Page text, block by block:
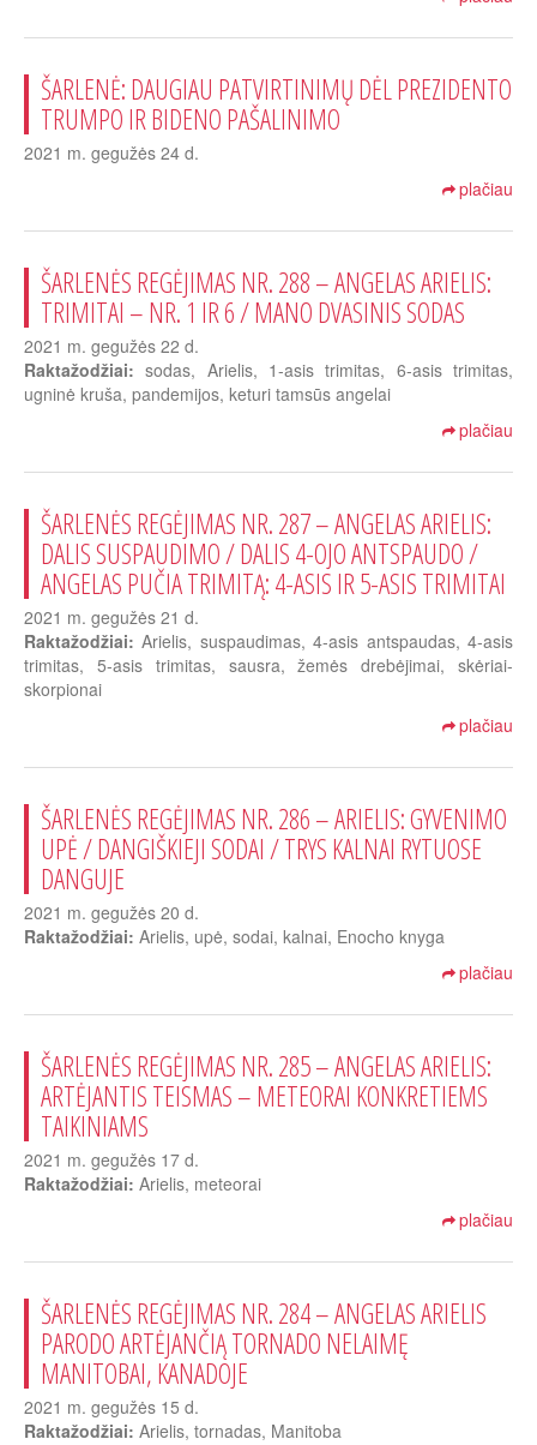
ŠARLENĖ: DAUGIAU PATVIRTINIMŲ DĖL PREZIDENTO
TRUMPO IR BIDENO PAŠALINIMO
2021 m. gegužės 24 d.
plačiau
ŠARLENĖS REGĖJIMAS NR. 288 – ANGELAS ARIELIS:
TRIMITAI – NR. 1 IR 6 / MANO DVASINIS SODAS
2021 m. gegužės 22 d.
Raktažodžiai: sodas, Arielis, 1-asis trimitas, 6-asis trimitas,
ugninė kruša, pandemijos, keturi tamsūs angelai
plačiau
ŠARLENĖS REGĖJIMAS NR. 287 – ANGELAS ARIELIS:
DALIS SUSPAUDIMO / DALIS 4-OJO ANTSPAUDO /
ANGELAS PUČIA TRIMITĄ: 4-ASIS IR 5-ASIS TRIMITAI
2021 m. gegužės 21 d.
Raktažodžiai: Arielis, suspaudimas, 4-asis antspaudas, 4-asis
trimitas, 5-asis trimitas, sausra, žemės drebėjimai, skėriai-
skorpionai
plačiau
ŠARLENĖS REGĖJIMAS NR. 286 – ARIELIS: GYVENIMO
UPĖ / DANGIŠKIEJI SODAI / TRYS KALNAI RYTUOSE
DANGUJE
2021 m. gegužės 20 d.
Raktažodžiai: Arielis, upė, sodai, kalnai, Enocho knyga
plačiau
ŠARLENĖS REGĖJIMAS NR. 285 – ANGELAS ARIELIS:
ARTĖJANTIS TEISMAS – METEORAI KONKRETIEMS
TAIKINIAMS
2021 m. gegužės 17 d.
Raktažodžiai: Arielis, meteorai
plačiau
ŠARLENĖS REGĖJIMAS NR. 284 – ANGELAS ARIELIS
PARODO ARTĖJANČIĄ TORNADO NELAIMĘ
MANITOBAI, KANADOJE
2021 m. gegužės 15 d.
Raktažodžiai: Arielis, tornadas, Manitoba